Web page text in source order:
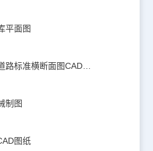
平面图
道路设计CAD图纸之道路标准横断面图CAD图纸
制图
图纸